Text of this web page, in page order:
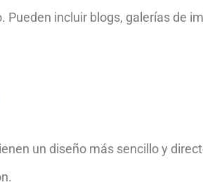
Pueden incluir blogs, galerías de
un diseño más sencillo y